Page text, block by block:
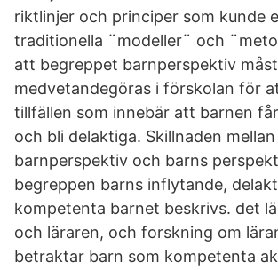
riktlinjer och principer som kunde
traditionella ¨modeller¨ och
att begreppet barnperspektiv
medvetandegöras i förskolan för
tillfällen som innebär att barnen
och bli delaktiga. Skillnaden mellan
barnperspektiv och barns
begreppen barns inflytande,
kompetenta barnet beskrivs. det
och läraren, och forskning om
betraktar barn som kompetenta